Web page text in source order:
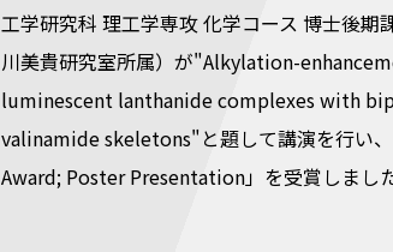
工学研究科 理工学専攻 化学コース 博士後期
川美貴研究室所属）が"Alkylation-
luminescent lanthanide complexes with
valinamide skeletons"と題して講演を行い
Award; Poster Presentation」を受賞しました